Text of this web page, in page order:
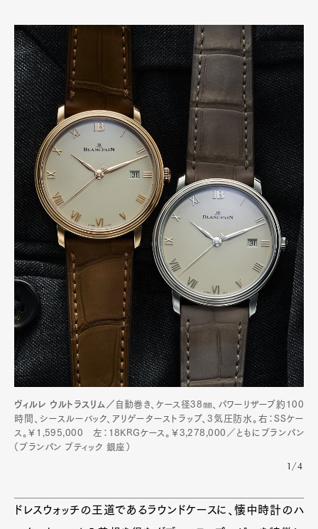
ヴィルレ ウルトラスリム／ 自動巻き、ケース径38㎜、パワーリザーブ約100
時間、シースルーバック、アリゲーターストラップ、3気圧防水。右：SSケー
ス。￥1,595,000 左：18KRGケース。￥3,278,000／ともにブランパン
（ブランパン ブティック 銀座）
1/4
ドレスウォッチの王道であるラウンドケースに、懐中時計のハ